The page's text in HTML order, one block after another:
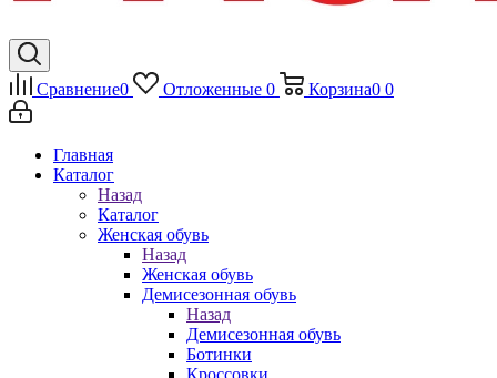
Сравнение0 Отложенные 0 Корзина0 0
Главная
Каталог
Назад
Каталог
Женская обувь
Назад
Женская обувь
Демисезонная обувь
Назад
Демисезонная обувь
Ботинки
Кроссовки